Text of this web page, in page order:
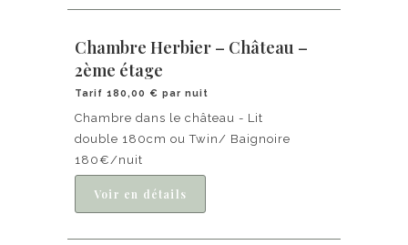
Chambre Herbier – Château –
2ème étage
Tarif 180,00 € par nuit
Chambre dans le château - Lit
double 180cm ou Twin/ Baignoire
180€/nuit